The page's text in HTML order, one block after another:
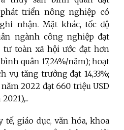
phát triển nông nghiệp có
nhận. Mặt khác, tốc độ
ngành công nghiệp đạt
tư toàn xã hội ước đạt hơn
quân 17,24%/năm); hoạt
vụ tăng trưởng đạt 14,33%;
2022 đạt 660 triệu USD
tế, giáo dục, văn hóa, khoa